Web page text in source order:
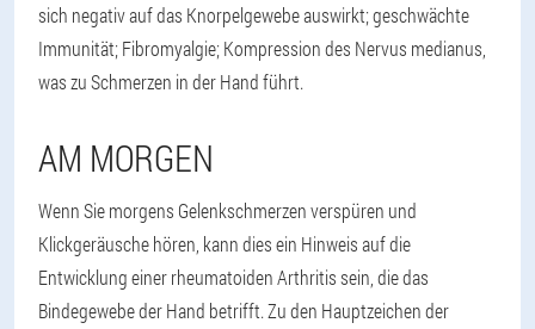
sich negativ auf das Knorpelgewebe auswirkt; geschwächte
Immunität; Fibromyalgie; Kompression des Nervus medianus,
was zu Schmerzen in der Hand führt.
AM MORGEN
Wenn Sie morgens Gelenkschmerzen verspüren und
Klickgeräusche hören, kann dies ein Hinweis auf die
Entwicklung einer rheumatoiden Arthritis sein, die das
Bindegewebe der Hand betrifft. Zu den Hauptzeichen der